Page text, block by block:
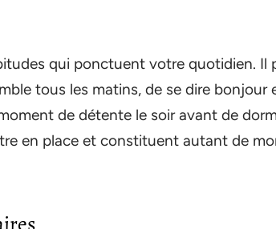
qui ponctuent votre quotidien. Il
tous les matins, de se dire bonjour
de détente le soir avant de
en place et constituent autant de